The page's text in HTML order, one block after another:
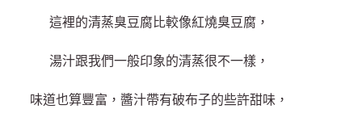
這裡的清蒸臭豆腐比較像紅燒臭豆腐，
湯汁跟我們一般印象的清蒸很不一樣，
味道也算豐富，醬汁帶有破布子的些許甜味，